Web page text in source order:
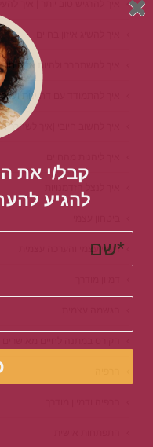
איך להשתחרר ולהיות אדם
איך להתמודד עם דחיינות
איך לחשוב חיובי |איך לשחרר
דימוי עצמי והערכה עצמית
קבל/י את
להגיע